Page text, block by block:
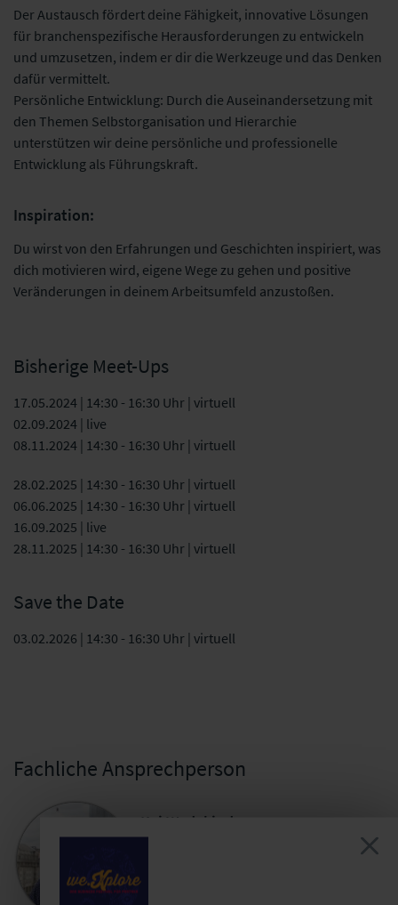
Der Austausch fördert deine Fähigkeit, innovative Lösungen
für branchenspezifische Herausforderungen zu entwickeln
und umzusetzen, indem er dir die Werkzeuge und das Denken
dafür vermittelt.
Persönliche Entwicklung: Durch die Auseinandersetzung mit
den Themen Selbstorganisation und Hierarchie
unterstützen wir deine persönliche und professionelle
Entwicklung als Führungskraft.
Inspiration:
Du wirst von den Erfahrungen und Geschichten inspiriert, was
dich motivieren wird, eigene Wege zu gehen und positive
Veränderungen in deinem Arbeitsumfeld anzustoßen.
Bisherige Meet-Ups
17.05.2024 | 14:30 - 16:30 Uhr | virtuell
02.09.2024 | live
08.11.2024 | 14:30 - 16:30 Uhr | virtuell
28.02.2025 | 14:30 - 16:30 Uhr | virtuell
06.06.2025 | 14:30 - 16:30 Uhr | virtuell
16.09.2025 | live
28.11.2025 | 14:30 - 16:30 Uhr | virtuell
Save the Date
03.02.2026 | 14:30 - 16:30 Uhr | virtuell
Fachliche Ansprechperson
Kai Wedekind
Mitglied der erweiterten Geschäftsführung |
Qualitätsmanagement